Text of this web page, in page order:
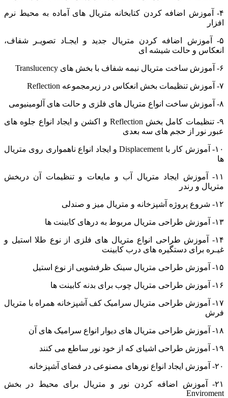
۴- آموزش اضافه کردن کتابخانه متریال های آماده به محیط نرم
افزار
۵- آموزش اضافه کردن متریال جدید و ایجـاد تصویـر شفاف،
انعکاس و حالت شیشه ای
۶- آموزش ساخت متریال نیمه شفاف با بخش های Translucency
۷- آموزش تنظیمات بخش انعکاس در زیرمجموعه Reflection
۸- آموزش ساخت انواع متریال های فلزی و حالت های آلومینیومی
۹- تنظیمات کامل بخش Reflection و اکشن و ایجاد انواع جلوه های
عبور نور از حجم های سه بعدی
۱۰- آموزش کار با Displacement و ایجاد انواع ناهمواری روی متریال
ها
۱۱- آموزش ایجاد متریال آب و مایعات و تنظیمات آن دربخش
متریال و رندر
۱۲- شروع پروژه آشپزخانه و متریال میز و صندلی
۱۳- آموزش طراحی متریال مربوط به درهای کابینت ها
۱۴- آموزش طراحی انواع متریال های فلزی از نوع طلا استیل و
غیـره برای دستگیره های درب کابینت
۱۵- آموزش طراحی متریال سینک ظرفشویی از نوع استیل
۱۶- آموزش طراحی متریال چوب برای بدنه کابینت ها
۱۷- آموزش طراحی متریال سرامیک کف آشپزخانه همراه با متریال
فرش
۱۸- آموزش طراحی متریال های دیوار انواع سرامیک های آن
۱۹- آموزش طراحی اشیای که از خود نور ساطع می کنند
۲۰- آموزش ایجاد انواع نورهای مصنوعی در فضای آشپزخانه
۲۱- آموزش اضافه کردن نور و متریال برای محیط در بخش
Enviroment